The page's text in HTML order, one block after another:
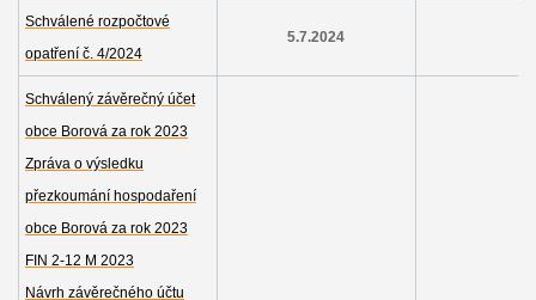
Schválené rozpočtové
opatření č. 4/2024
5.7.2024
Schválený závěrečný účet
obce Borová za rok 2023
Zpráva o výsledku
přezkoumání hospodaření
obce Borová za rok 2023
FIN 2-12 M 2023
Návrh závěrečného účtu